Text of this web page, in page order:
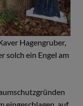
Hagengruber,
solch ein Engel am
eingeschlagen, auf